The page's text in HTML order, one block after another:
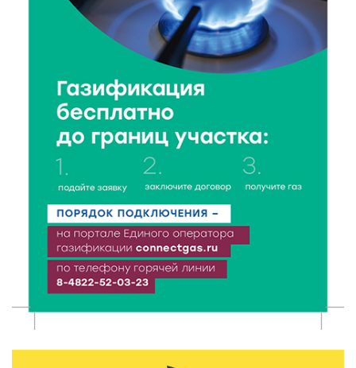
кешбэка создает волны спроса
231
Тверские «Романтики» покорили Витебск своей
хореографией
6 Авг 2026 16:08 299
Виталий Королев наградил строителей и
анонсировал новые проекты
6 Авг 2026 16:02 113
Объем выдачи ипотеки в России вырос на 38%
6 Авг 2026 16:01 152
Калининские футболисты представят Тверскую
спорта»